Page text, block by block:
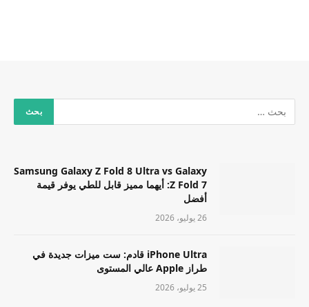
Samsung Galaxy Z Fold 8 Ultra vs Galaxy
Z Fold 7: أيهما مميز قابل للطي يوفر قيمة
أفضل
26 يوليو، 2026
iPhone Ultra قادم: ست ميزات جديدة في
طراز Apple عالي المستوى
25 يوليو، 2026